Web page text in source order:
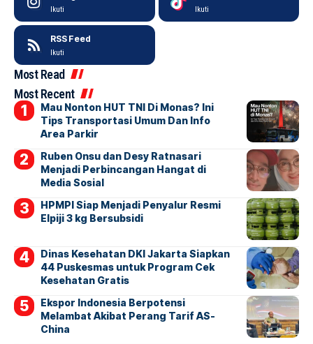
Ikuti Ikuti
RSS Feed
Ikuti
Most Read
Most Recent
Mau Nonton HUT TNI Di Monas? Ini
Tips Transportasi Umum Dan Info
Area Parkir
Ruben Onsu dan Desy Ratnasari
Menjadi Perbincangan Hangat di
Media Sosial
HPMPI Siap Menjadi Penyalur Resmi
Elpiji 3 kg Bersubsidi
Dinas Kesehatan DKI Jakarta Siapkan
44 Puskesmas untuk Program Cek
Kesehatan Gratis
Ekspor Indonesia Berpotensi
Melambat Akibat Perang Tarif AS-
China